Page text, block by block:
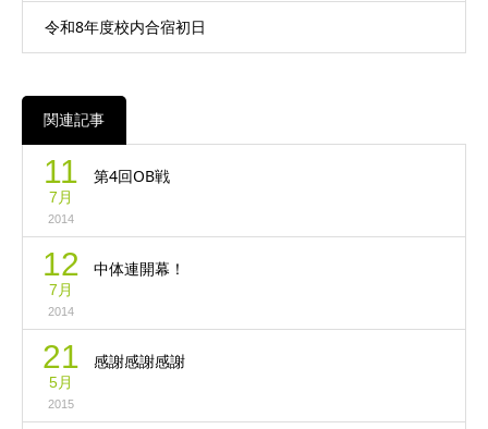
令和8年度校内合宿初日
関連記事
11
7月
2014
第4回OB戦
12
7月
2014
中体連開幕！
21
5月
2015
感謝感謝感謝